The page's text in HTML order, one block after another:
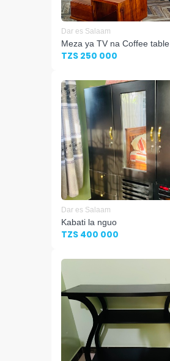
Dar es Salaam
Meza ya TV na Coffee table
TZS 250 000
Dar es Salaam
Kabati la nguo
TZS 400 000